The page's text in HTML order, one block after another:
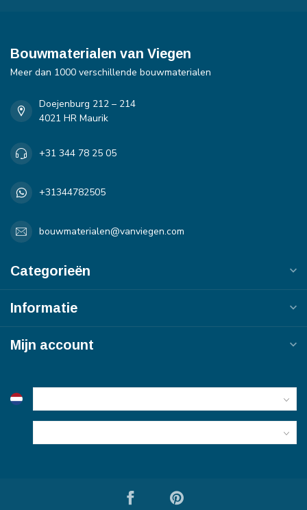
Bouwmaterialen van Viegen
Meer dan 1000 verschillende bouwmaterialen
Doejenburg 212 – 214
4021 HR Maurik
+31 344 78 25 05
+31344782505
bouwmaterialen@vanviegen.com
Categorieën
Informatie
Mijn account